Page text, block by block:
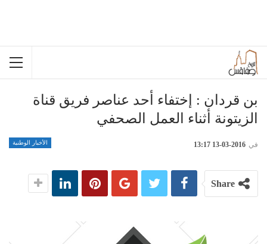
بن قردان : إختفاء أحد عناصر فريق قناة
الزيتونة أثناء العمل الصحفي
الأخبار الوطنية في 2016-03-13 13:17
Share